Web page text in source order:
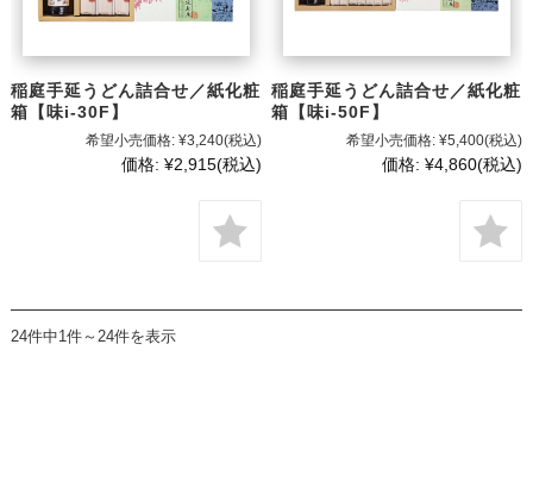
稲庭手延うどん詰合せ／紙化粧
箱【味i-30F】
希望小売価格: ¥3,240(税込)
価格: ¥2,915(税込)
稲庭手延うどん詰合せ／紙化粧
箱【味i-50F】
希望小売価格: ¥5,400(税込)
価格: ¥4,860(税込)
24件中1件～24件を表示